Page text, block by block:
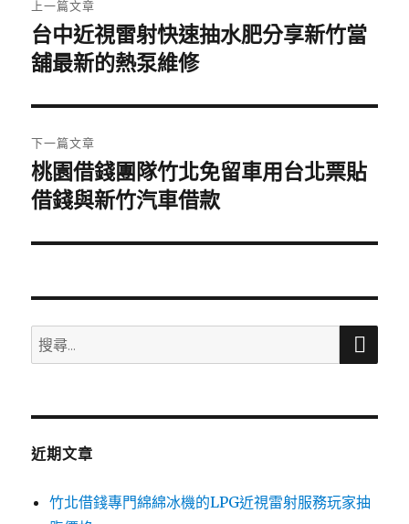
章
導
覽
上一篇文章
上
一
文
章:
台中近視雷射快速抽水肥分享新竹當
舖最新的熱泵維修
下一篇文章
下
一
文
桃園借錢團隊竹北免留車用台北票貼
借錢與新竹汽車借款
搜
尋
鍵
搜
近期文章
竹北借錢專門綿綿冰機的LPG近視雷射服務玩家抽